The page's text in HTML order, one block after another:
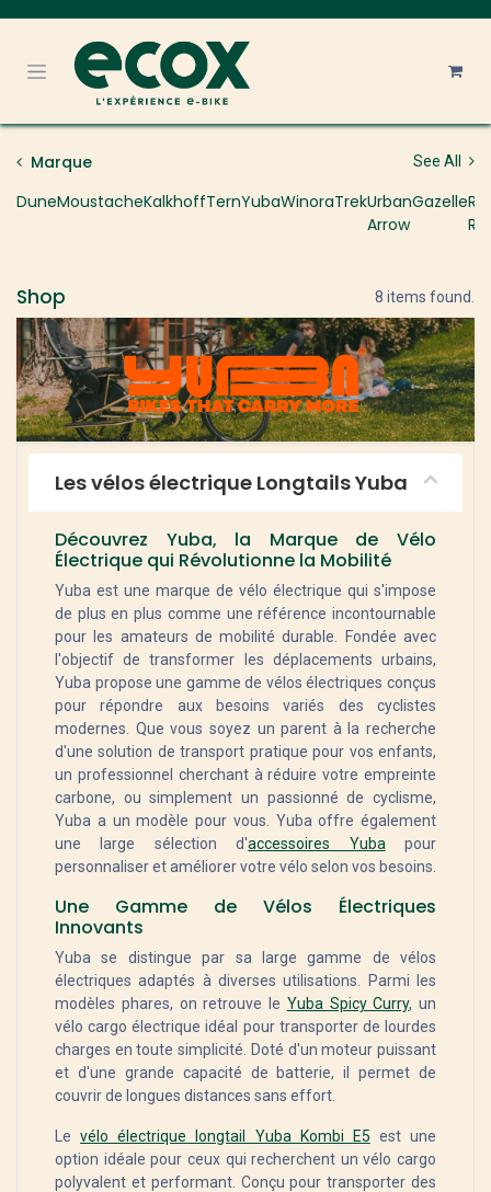
Marque See All
DuneMoustacheKalkhoffTernYubaWinoraTrekUrban
Arrow
GazelleR
Shop 8 items found.
Les vélos électrique Longtails Yuba
Découvrez Yuba, la Marque de Vélo
Électrique qui Révolutionne la Mobilité
Yuba est une marque de vélo électrique qui s'impose
de plus en plus comme une référence incontournable
pour les amateurs de mobilité durable. Fondée avec
l'objectif de transformer les déplacements urbains,
Yuba propose une gamme de vélos électriques conçus
pour répondre aux besoins variés des cyclistes
modernes. Que vous soyez un parent à la recherche
d'une solution de transport pratique pour vos enfants,
un professionnel cherchant à réduire votre empreinte
carbone, ou simplement un passionné de cyclisme,
Yuba a un modèle pour vous. Yuba offre également
une large sélection d'accessoires Yuba pour
personnaliser et améliorer votre vélo selon vos besoins.
Une Gamme de Vélos Électriques
Innovants
Yuba se distingue par sa large gamme de vélos
électriques adaptés à diverses utilisations. Parmi les
modèles phares, on retrouve le Yuba Spicy Curry, un
vélo cargo électrique idéal pour transporter de lourdes
charges en toute simplicité. Doté d'un moteur puissant
et d'une grande capacité de batterie, il permet de
couvrir de longues distances sans effort.
Levélo électrique longtail Yuba Kombi E5 est une
option idéale pour ceux qui recherchent un vélo cargo
polyvalent et performant. Conçu pour transporter des